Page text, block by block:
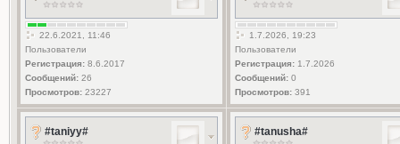
22.6.2021, 11:46
Пользователи
Регистрация:8.6.2017
Сообщений:26
Просмотров:23227
1.7.2026, 19:23
Пользователи
Регистрация:1.7.2026
Сообщений:0
Просмотров:391
#taniyy# #tanusha#